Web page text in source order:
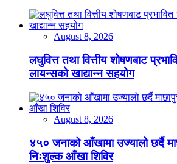
August 8, 2026
लघुवित्त तथा वित्तीय शोषणबाट
लायन्सको खाद्यान्न सहयोग
August 8, 2026
४५० जनाको आँखामा उज्यालो छर्दै
निःशुल्क आँखा शिविर